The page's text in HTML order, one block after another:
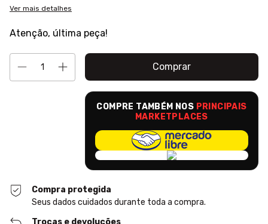
Ver mais detalhes
Atenção, última peça!
COMPRE TAMBÉM NOS PRINCIPAIS
MARKETPLACES
Compra protegida
Seus dados cuidados durante toda a compra.
Trocas e devoluções